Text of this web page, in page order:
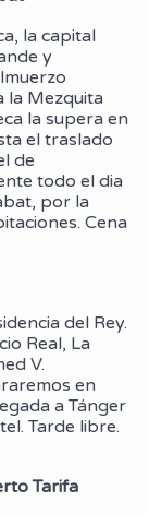
la capital
y
la Mezquita
la supera en
el traslado
de
todo el dia
por la
Cena
del Rey.
Real, La
V.
en
a Tánger
Tarde libre.
Tarifa